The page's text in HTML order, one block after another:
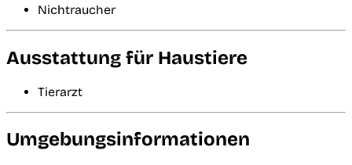
Nichtraucher
Ausstattung für Haustiere
Tierarzt
Umgebungsinformationen